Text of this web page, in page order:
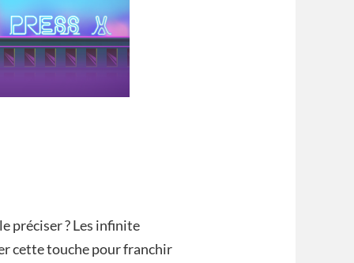
préciser ? Les infinite
cette touche pour franchir